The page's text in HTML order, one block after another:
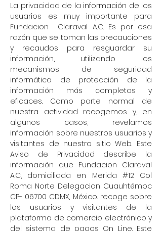
La privacidad de la información de los
usuarios es muy importante para
Fundacion Claraval A.C. Es por esa
razón que se toman las precauciones
y recaudos para resguardar su
información, utilizando los
mecanismos de seguridad
informática de protección de la
información más completos y
eficaces. Como parte normal de
nuestra actividad recogemos y, en
algunos casos, revelamos
información sobre nuestros usuarios y
visitantes de nuestro sitio Web. Este
Aviso de Privacidad describe la
información que Fundacion Claraval
A.C, domiciliada en Merida #12 Col
Roma Norte Delegacion Cuauhtémoc
CP- 06700 CDMX, México. recoge sobre
los usuarios y visitantes de la
plataforma de comercio electrónico y
del sistema de pagos On Line. Este